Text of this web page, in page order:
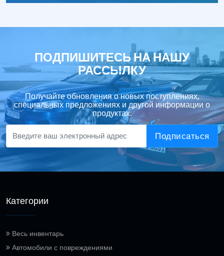
ПОДПИШИТЕСЬ НА НАШУ
РАССЫЛКУ
Получайте обновления о новых поступлениях,
специальных предложениях и другой информации о
продуктах.
Подписаться
Категории
Весь инвентарь
Автомобили с повреждениями